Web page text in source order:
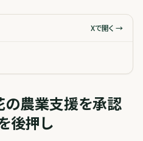
Xで開く →
の農業支援を承認
後押し